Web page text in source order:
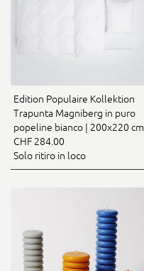
Edition Populaire Kollektion
Trapunta Magniberg in puro
popeline bianco | 200x220 cm
CHF 284.00
Solo ritiro in loco